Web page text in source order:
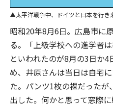
太平洋戦争中、ドイツと日本を行き
昭和20年8月6日。広島市に
る。「上級学校への進学者
といわれたのが8月の3日か
め、井原さんは当日は自宅
た。パンツ1枚の裸だったが
出した。何かと思って窓際